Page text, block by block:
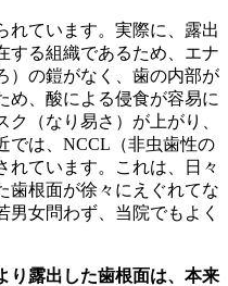
れています。実際に、露出
する組織であるため、エナ
）の鎧がなく、歯の内部が
め、酸による侵食が容易に
（なり易さ）が上がり、
では、NCCL（非虫歯性の
れています。これは、日々
歯根面が徐々にえぐれてな
男女問わず、当院でもよく
り露出した歯根面は、本来